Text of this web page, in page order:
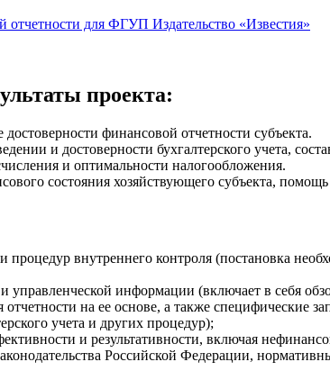
отчетности для ФГУП Издательство «Известия»
проекта:
финансовой отчетности субъекта.
и достоверности бухгалтерского учета,
и оптимальности налогообложения.
состояния хозяйствующего субъекта,
внутреннего контроля (постановка
управленческой информации (включает в себя
на ее основе, а также специфические
учета и других процедур);
и результативности, включая
Российской Федерации,